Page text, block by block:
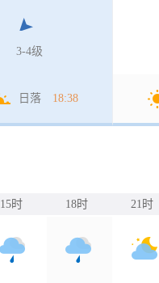
3-4级
日落 18:38
15时 18时 21时